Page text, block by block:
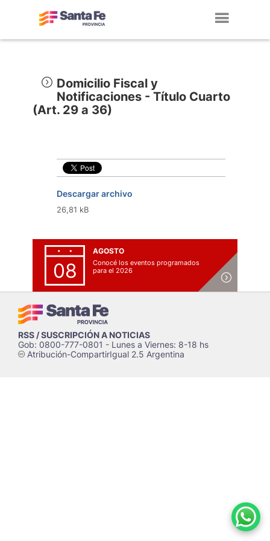
Domicilio Fiscal y
Notificaciones - Título Cuarto
(Art. 29 a 36)
Descargar archivo
26,81 kB
08
AGOSTO
Conocé los eventos programados
para el 2026
RSS / SUSCRIPCIÓN A NOTICIAS
Gob: 0800-777-0801 - Lunes a Viernes: 8-18 hs
cAtribución-CompartirIgual 2.5 Argentina